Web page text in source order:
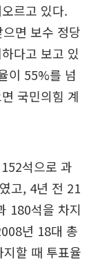
르고 있다.
면 보수 정당
다고 보고 있
이 55%를 넘
국민의힘 계
석으로 과
고, 4년 전 21
180석을 차지
년 18대 총
할 때 투표율